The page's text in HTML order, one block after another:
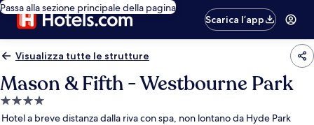
Passa alla sezione principale della pagina
Scarica l’app
Visualizza tutte le strutture
Mason & Fifth - Westbourne Park
Struttura
aHotel a breve distanza dalla riva con spa, non lontano da Hyde Park